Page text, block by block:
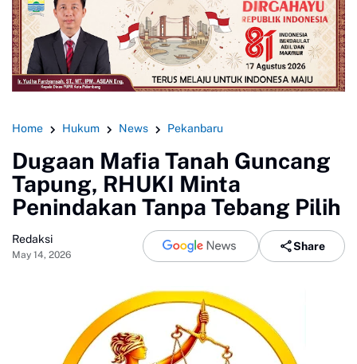
Home Hukum News Pekanbaru
Dugaan Mafia Tanah Guncang
Tapung, RHUKI Minta
Penindakan Tanpa Tebang Pilih
Redaksi
May 14, 2026
Share